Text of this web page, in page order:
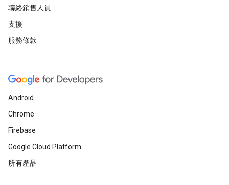
聯絡銷售人員
支援
服務條款
Android
Chrome
Firebase
Google Cloud Platform
所有產品